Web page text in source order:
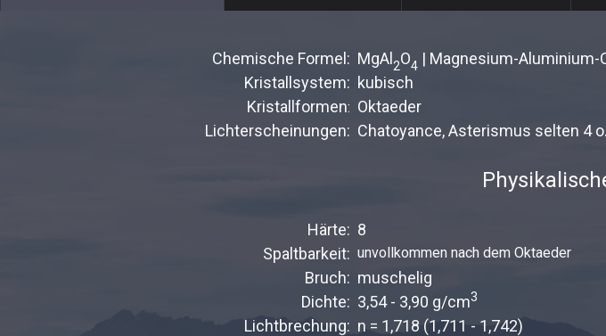
Chemische Formel: MgAl 2O4 | Magnesium-Aluminium-
Kristallsystem: kubisch
Kristallformen: Oktaeder
Lichterscheinungen: Chatoyance, Asterismus selten 4
Härte: 8
Spaltbarkeit: unvollkommen nach dem Oktaeder
Bruch: muschelig
Dichte: 3,54 - 3,90 g/cm3
Lichtbrechung: n = 1,718 (1,711 - 1,742)